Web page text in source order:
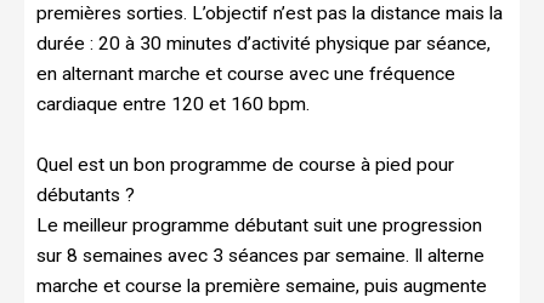
premières sorties. L’objectif n’est pas la distance mais la
durée : 20 à 30 minutes d’activité physique par séance,
en alternant marche et course avec une fréquence
cardiaque entre 120 et 160 bpm.
Quel est un bon programme de course à pied pour
débutants ?
Le meilleur programme débutant suit une progression
sur 8 semaines avec 3 séances par semaine. Il alterne
marche et course la première semaine, puis augmente